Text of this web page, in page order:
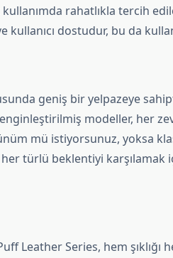
rahatlıkla tercih
dostudur, bu da
geniş bir yelpazeye
modeller, her
mü istiyorsunuz, yoksa
türlü beklentiyi karşılamak
Leather Series, hem şıklığı